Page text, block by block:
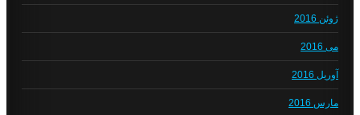
ژوئن 2016
می 2016
آوریل 2016
مارس 2016